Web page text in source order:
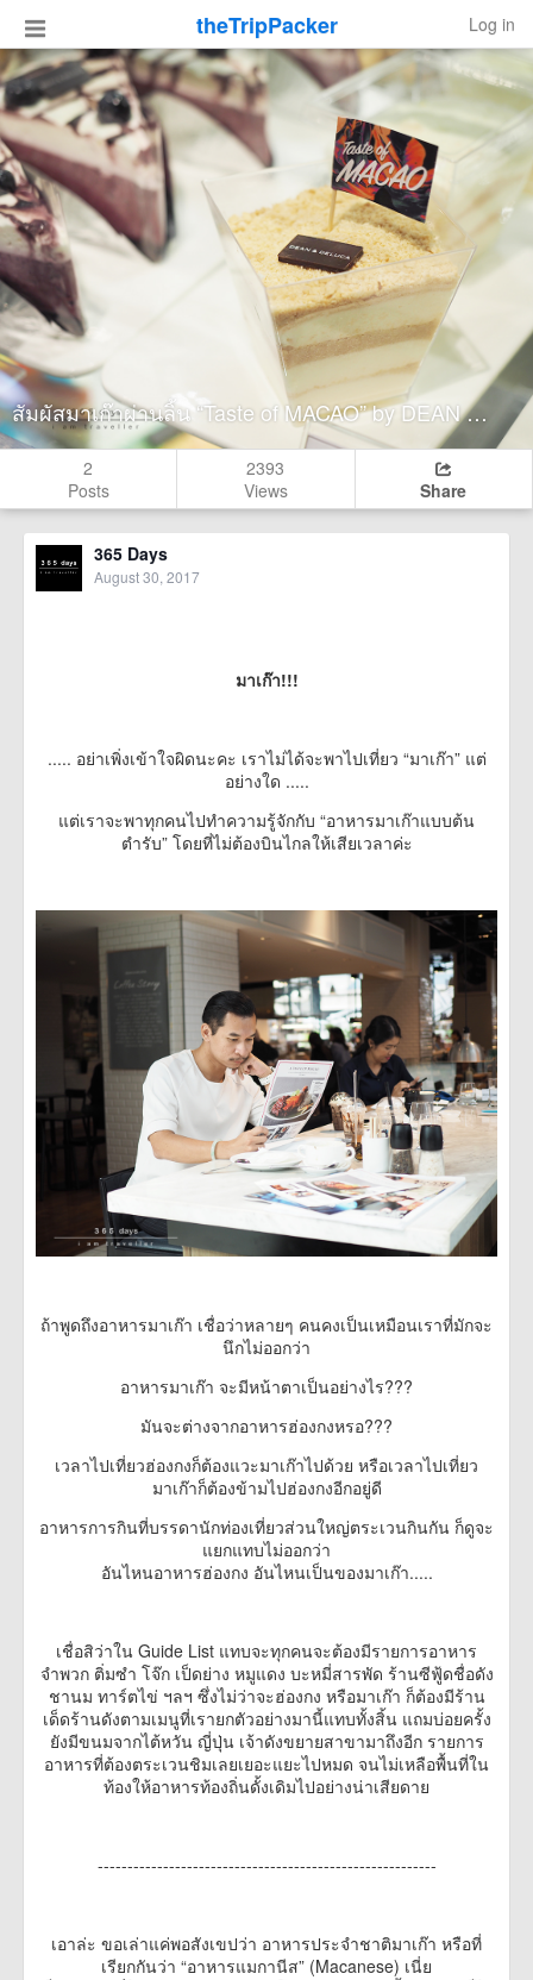
theTripPacker Log in
สัมผัสมาเก๊าผ่านลิ้น “Taste of MACAO” by DEAN & DELUCA
2
Posts
2393
Views
Share
365 Days
August 30, 2017
มาเก๊า!!!
..... อย่าเพิ่งเข้าใจผิดนะคะ เราไม่ได้จะพาไปเที่ยว “มาเก๊า” แต่
อย่างใด .....
แต่เราจะพาทุกคนไปทำความรู้จักกับ “อาหารมาเก๊าแบบต้น
ตำรับ” โดยที่ไม่ต้องบินไกลให้เสียเวลาค่ะ
ถ้าพูดถึงอาหารมาเก๊า เชื่อว่าหลายๆ คนคงเป็นเหมือนเราที่มักจะ
นึกไม่ออกว่า
อาหารมาเก๊า จะมีหน้าตาเป็นอย่างไร???
มันจะต่างจากอาหารฮ่องกงหรอ???
เวลาไปเที่ยวฮ่องกงก็ต้องแวะมาเก๊าไปด้วย หรือเวลาไปเที่ยว
มาเก๊าก็ต้องข้ามไปฮ่องกงอีกอยู่ดี
อาหารการกินที่บรรดานักท่องเที่ยวส่วนใหญ่ตระเวนกินกัน ก็ดูจะ
แยกแทบไม่ออกว่า
อันไหนอาหารฮ่องกง อันไหนเป็นของมาเก๊า.....
เชื่อสิว่าใน Guide List แทบจะทุกคนจะต้องมีรายการอาหาร
จำพวก ติ่มซำ โจ๊ก เป็ดย่าง หมูแดง บะหมี่สารพัด ร้านซีฟู้ดชื่อดัง
ชานม ทาร์ตไข่ ฯลฯ ซึ่งไม่ว่าจะฮ่องกง หรือมาเก๊า ก็ต้องมีร้าน
เด็ดร้านดังตามเมนูที่เรายกตัวอย่างมานี้แทบทั้งสิ้น แถมบ่อยครั้ง
ยังมีขนมจากไต้หวัน ญี่ปุ่น เจ้าดังขยายสาขามาถึงอีก รายการ
อาหารที่ต้องตระเวนชิมเลยเยอะแยะไปหมด จนไม่เหลือพื้นที่ใน
ท้องให้อาหารท้องถิ่นดั้งเดิมไปอย่างน่าเสียดาย
---------------------------------------------------------
เอาล่ะ ขอเล่าแค่พอสังเขปว่า อาหารประจำชาติมาเก๊า หรือที่
เรียกกันว่า “อาหารแมกานีส” (Macanese) เนี่ย